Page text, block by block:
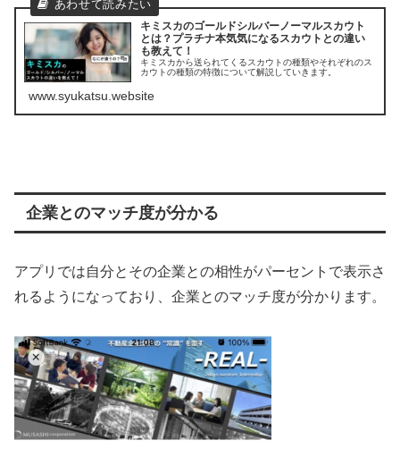
キミスカのゴールドシルバーノーマルスカウト
とは？プラチナ本気気になるスカウトとの違い
も教えて！
キミスカから送られてくるスカウトの種類やそれぞれのス
カウトの種類の特徴について解説していきます。
www.syukatsu.website
企業とのマッチ度が分かる
アプリでは自分とその企業との相性がパーセントで表示さ
れるようになっており、企業とのマッチ度が分かります。